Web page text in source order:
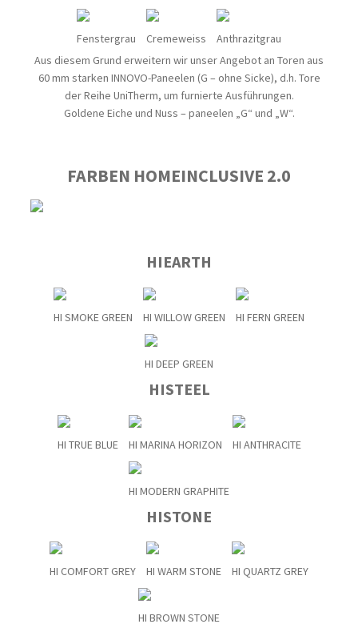
Fenstergrau Cremeweiss
Anthrazitgrau
Aus diesem Grund erweitern wir unser Angebot an Toren aus
60 mm starken INNOVO-Paneelen (G – ohne Sicke), d.h. Tore
der Reihe UniTherm, um furnierte Ausführungen.
Goldene Eiche und Nuss – paneelen „G“ und „W“.
FARBEN HOMEINCLUSIVE 2.0
HIEARTH
HI SMOKE GREEN HI WILLOW GREEN HI FERN GREEN
HI DEEP GREEN
HISTEEL
HI TRUE BLUE HI MARINA HORIZON HI ANTHRACITE
HI MODERN GRAPHITE
HISTONE
HI COMFORT GREY HI WARM STONE HI QUARTZ GREY
HI BROWN STONE